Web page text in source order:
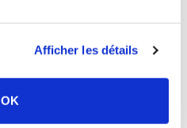
Afficher les détails
OK05.62.39.00.02